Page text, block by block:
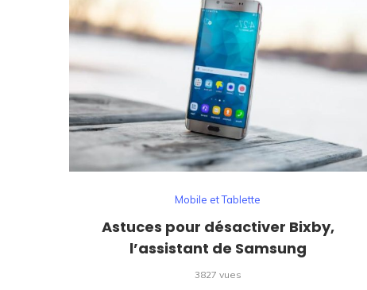
Mobile et Tablette
Astuces pour désactiver Bixby,
l’assistant de Samsung
3827 vues